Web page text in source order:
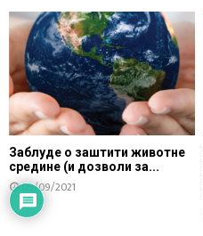
Заблуде о заштити животне
средине (и дозволи за...
09/09/2021